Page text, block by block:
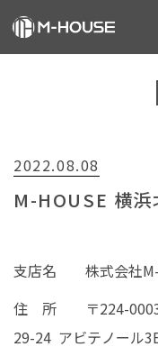
不動産事業
建築事業
お客様の声
会社情報
2022.08.08
M-HOUSE 横
支店名 株式会社
住 所 〒224-0003
29-24 アビテノール